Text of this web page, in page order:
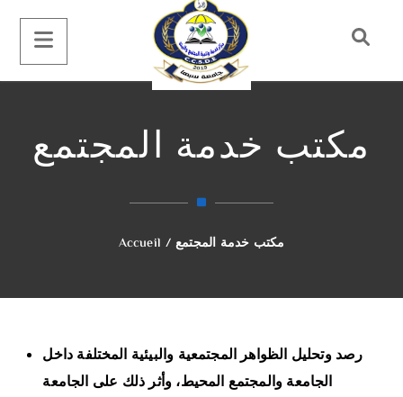
مكتب خدمة المجتمع
Accueil / مكتب خدمة المجتمع
رصد وتحليل الظواهر المجتمعية والبيئية المختلفة داخل
الجامعة والمجتمع المحيط، وأثر ذلك على الجامعة